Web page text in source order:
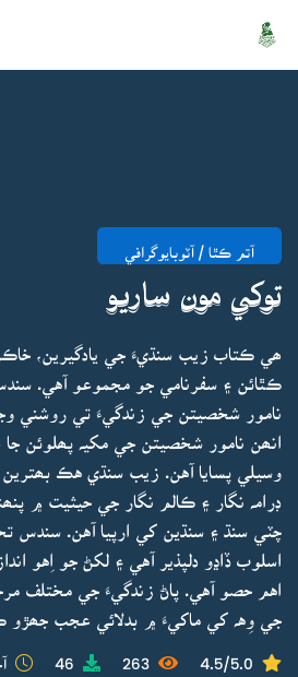
آتم ڪٿا / آٽوبايوگرافي
توکي مون ساريو
ھي ڪتاب زيب سنڌيءَ جي يادگيرين،
ڪٿائن ۽ سفرنامي جو مجموعو آهي.
نامور شخصيتن جي زندگيءَ تي روشني
انھن نامور شخصيتن جي مکيہ پھلوئن
وسيلي پسايا آهن. زيب سنڌي هڪ
ڊرامہ نگار ۽ ڪالم نگار جي حيثيت ۾
چٽي سنڌ ۽ سنڌين کي ارپيا آهن. سندس
اسلوب ڏاڍو دلپذير آهي ۽ لکڻ جو اِهو
اهم حصو آهي. پاڻ زندگيءَ جي مختلف
جي وِهہ کي ماکيءَ ۾ بدلائي عجب جھڙو
4.5/5.0
263
46